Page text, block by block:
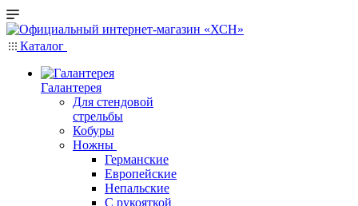
Каталог
Галантерея
Для стендовой
стрельбы
Кобуры
Ножны
Германские
Европейские
Непальские
С рукояткой